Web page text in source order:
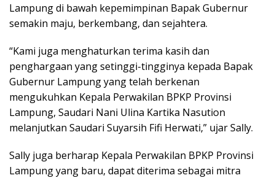
Lampung di bawah kepemimpinan Bapak Gubernur
semakin maju, berkembang, dan sejahtera.
“Kami juga menghaturkan terima kasih dan
penghargaan yang setinggi-tingginya kepada Bapak
Gubernur Lampung yang telah berkenan
mengukuhkan Kepala Perwakilan BPKP Provinsi
Lampung, Saudari Nani Ulina Kartika Nasution
melanjutkan Saudari Suyarsih Fifi Herwati,” ujar Sally.
Sally juga berharap Kepala Perwakilan BPKP Provinsi
Lampung yang baru, dapat diterima sebagai mitra